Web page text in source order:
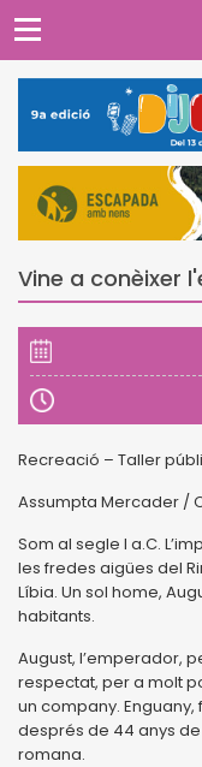
Vine a conèixer
Recreació – Taller
Assumpta Mercader /
Som al segle I a.C.
les fredes aigües del
Líbia. Un sol home,
habitants.
August, l’emperador,
respectat, per a molt
un company. Enguany,
després de 44 anys
romana.